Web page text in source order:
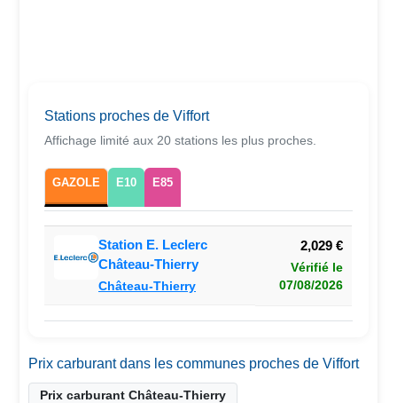
Stations proches de Viffort
Affichage limité aux 20 stations les plus proches.
GAZOLE E10 E85
Station E. Leclerc
Château-Thierry
Château-Thierry
2,029 €
Vérifié le
07/08/2026
Prix carburant dans les communes proches de Viffort
Prix carburant Château-Thierry